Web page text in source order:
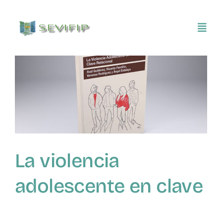
contenido
Asociarse
SEVIFIP CONECTA
La violencia
adolescente en clave